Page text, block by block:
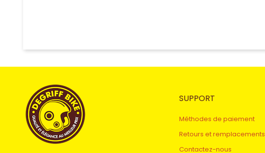
SUPPORT
Méthodes de paiement
Retours et remplacements
Contactez-nous